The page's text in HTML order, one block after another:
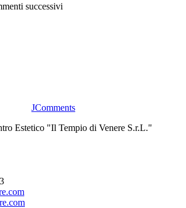
successivi
JComments
Estetico "Il Tempio di Venere S.r.L."